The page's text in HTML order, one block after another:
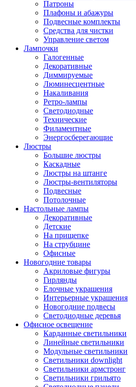
Патроны
Плафоны и абажуры
Подвесные комплекты
Средства для чистки
Управление светом
Лампочки
Галогенные
Декоративные
Диммируемые
Люминесцентные
Накаливания
Ретро-лампы
Светодиодные
Технические
Филаментные
Энергосберегающие
Люстры
Большие люстры
Каскадные
Люстры на штанге
Люстры-вентиляторы
Подвесные
Потолочные
Настольные лампы
Декоративные
Детские
На прищепке
На струбцине
Офисные
Новогодние товары
Акриловые фигуры
Гирлянды
Елочные украшения
Интерьерные украшения
Новогодние подвесы
Светодиодные деревья
Офисное освещение
Карданные светильники
Линейные светильники
Модульные светильники
Светильники downlight
Светильники армстронг
Светильники грильято